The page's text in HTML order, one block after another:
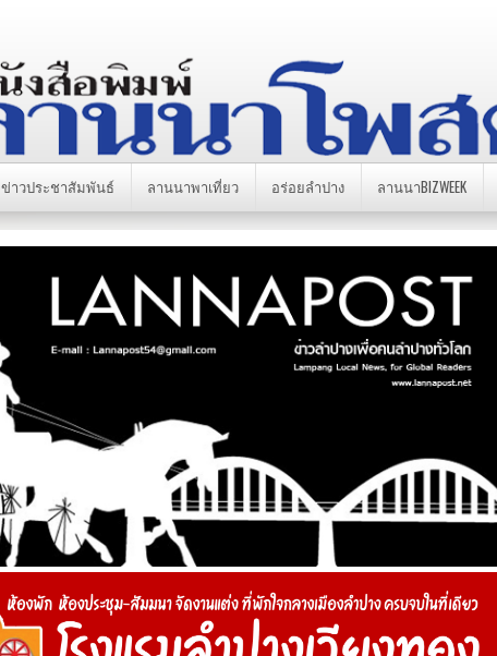
ข่าวประชาสัมพันธ์ ลานนาพาเที่ยว อร่อยลำปาง ลานนาBIZWEEK